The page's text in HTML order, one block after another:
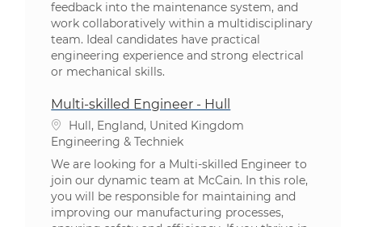
feedback into the maintenance system, and
work collaboratively within a multidisciplinary
team. Ideal candidates have practical
engineering experience and strong electrical
or mechanical skills.
Multi-skilled Engineer - Hull
PlaatsHull, England, United Kingdom
Categorie
Engineering & Techniek
We are looking for a Multi-skilled Engineer to
join our dynamic team at McCain. In this role,
you will be responsible for maintaining and
improving our manufacturing processes,